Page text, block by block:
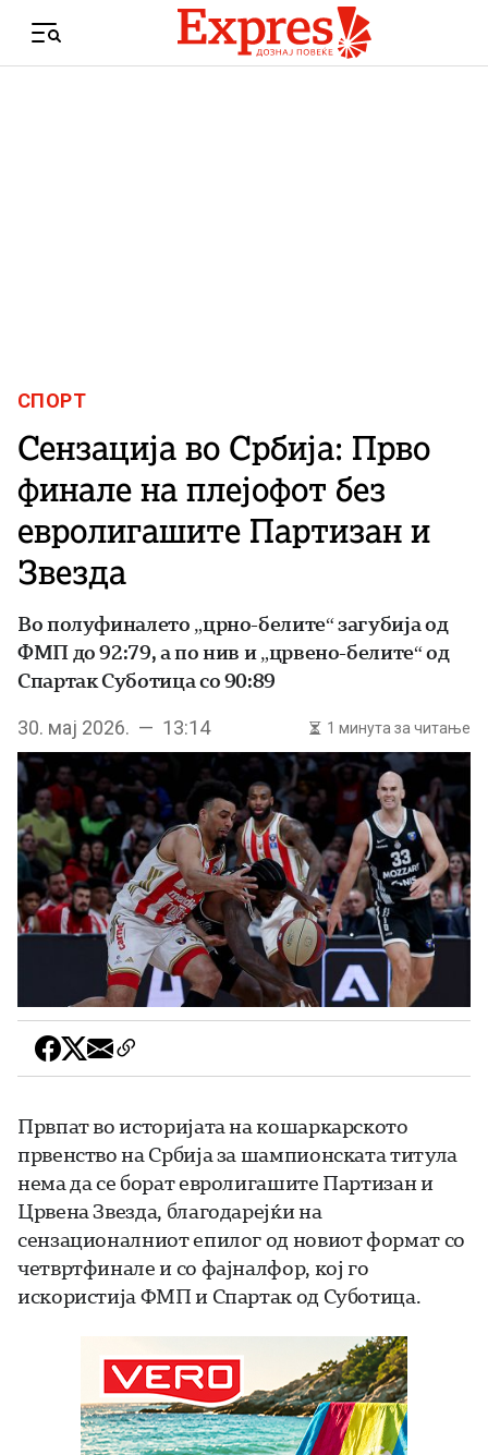
Menu
СПОРТ
Сензација во Србија: Прво
финале на плејофот без
евролигашите Партизан и
Звезда
Во полуфиналето „црно-белите“ загубија од
ФМП до 92:79, а по нив и „црвено-белите“ од
Спартак Суботица со 90:89
30. мај 2026. — 13:14 1 минута за читање
Првпат во историјата на кошаркарското
првенство на Србија за шампионската титула
нема да се борат евролигашите Партизан и
Црвена Звезда, благодарејќи на
сензационалниот епилог од новиот формат со
четвртфинале и со фајналфор, кој го
искористија ФМП и Спартак од Суботица.